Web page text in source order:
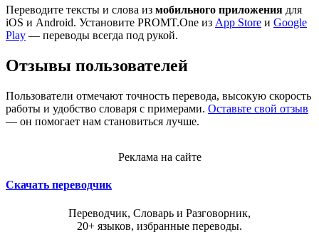
Переводите тексты и слова из мобильного приложения для
iOS и Android. Установите PROMT.One из App Store и Google
Play — переводы всегда под рукой.
Отзывы пользователей
Пользователи отмечают точность перевода, высокую скорость
работы и удобство словаря с примерами. Оставьте свой отзыв
— он помогает нам становиться лучше.
Реклама на сайте
Скачать переводчик
Переводчик, Словарь и Разговорник,
20+ языков, избранные переводы.